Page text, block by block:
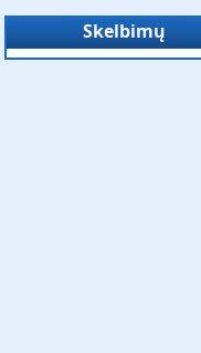
Skelbimų